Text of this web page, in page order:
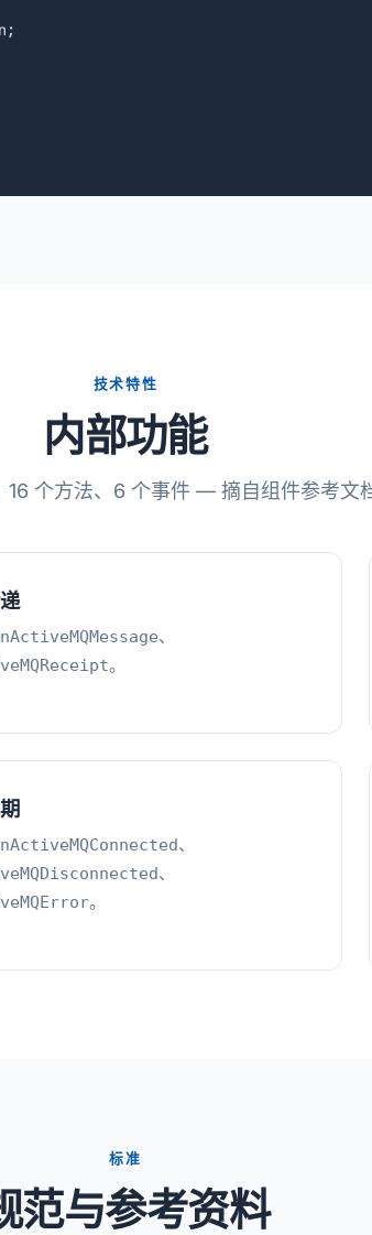
技术特性
内部功能
16 个方法、6 个事件 — 摘自组件参考文档
、
。
、
、
。
标准
范与参考资料